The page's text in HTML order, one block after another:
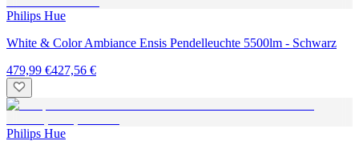
Philips Hue
White & Color Ambiance Ensis Pendelleuchte 5500lm - Schwarz
479,99 €427,56 €
Philips Hue